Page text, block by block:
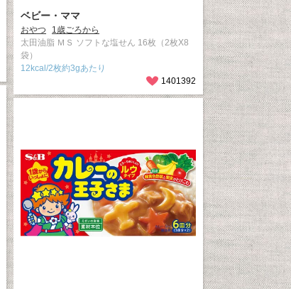
ベビー・ママ
おやつ
1歳ごろから
太田油脂 ＭＳ ソフトな塩せん 16枚（2枚X8
袋）
12kcal/2枚約3gあたり
1401392